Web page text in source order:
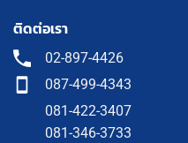
ติดต่อเรา
02-897-4426
087-499-4343
081-422-3407
081-346-3733